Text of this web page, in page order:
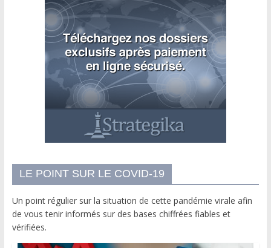
LE POINT SUR LE COVID-19
Un point régulier sur la situation de cette pandémie virale afin
de vous tenir informés sur des bases chiffrées fiables et
vérifiées.